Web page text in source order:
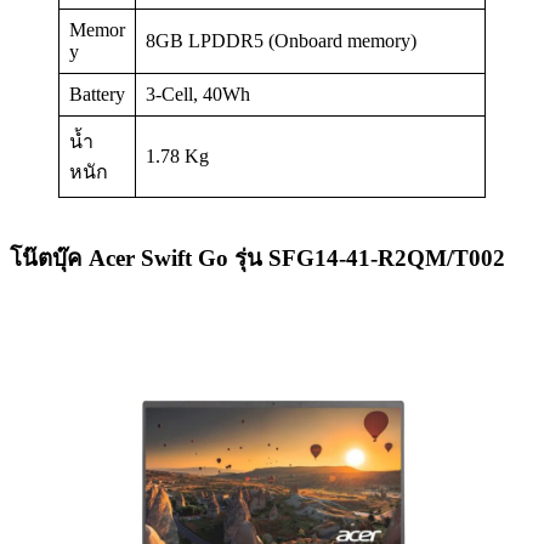
Memor
y
8GB LPDDR5 (Onboard memory)
Battery 3-Cell, 40Wh
น้ำ
หนัก
1.78 Kg
โน๊ตบุ๊ค Acer Swift Go รุ่น SFG14-41-R2QM/T002